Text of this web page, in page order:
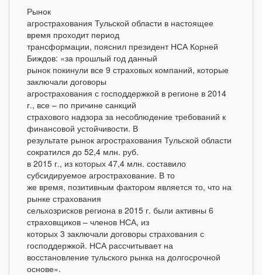
Рынок
агрострахования Тульской области в настоящее
время проходит период
трансформации, пояснил президент НСА Корней
Биждов: «за прошлый год данный
рынок покинули все 9 страховых компаний, которые
заключали договоры
агрострахования с господдержкой в регионе в 2014
г., все – по причине санкций
страхового надзора за несоблюдение требований к
финансовой устойчивости. В
результате рынок агрострахования Тульской области
сократился до 52,4 млн. руб.
в 2015 г., из которых 47,4 млн. составило
субсидируемое агрострахование. В то
же время, позитивным фактором является то, что на
рынке страхования
сельхозрисков региона в 2015 г. были активны 6
страховщиков – членов НСА, из
которых 3 заключали договоры страхования с
господдержкой. НСА рассчитывает на
восстановление тульского рынка на долгосрочной
основе».